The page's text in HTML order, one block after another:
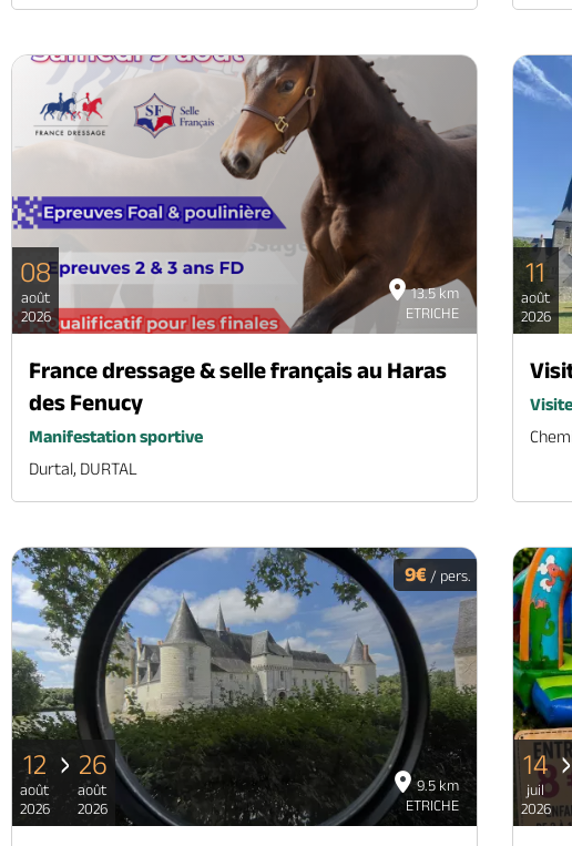
13.5 km
ETRICHE
08
août
2026
France dressage & selle français au Haras
des Fenucy
Manifestation sportive
Durtal, DURTAL
11
août
2026
9.5 km
ETRICHE
9€ / pers.
12
août
2026
26
août
2026
14
juil
2026